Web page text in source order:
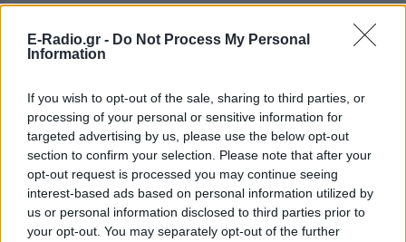
E-Radio.gr - Do Not Process My Personal
Information
If you wish to opt-out of the sale, sharing to third parties, or
processing of your personal or sensitive information for
targeted advertising by us, please use the below opt-out
section to confirm your selection. Please note that after your
opt-out request is processed you may continue seeing
interest-based ads based on personal information utilized by
us or personal information disclosed to third parties prior to
your opt-out. You may separately opt-out of the further
ΔΕΙΤΕ ΕΠΙΣΗΣ